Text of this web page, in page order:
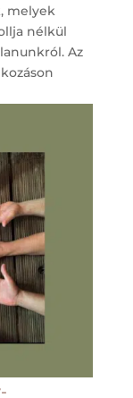
melyek
nélkül
Az